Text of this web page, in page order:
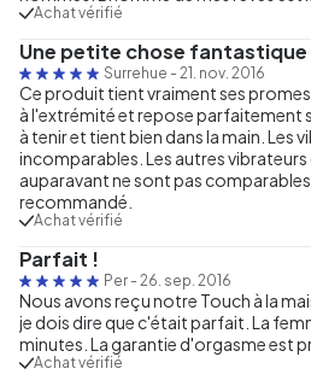
Achat vérifié
Une petite chose
Surrehue - 21. nov. 2016
Ce produit tient vraiment ses
à l'extrémité et repose parfaitement
à tenir et tient bien dans la main. Les
incomparables. Les autres
auparavant ne sont pas
recommandé.
Achat vérifié
Parfait !
Per - 26. sep. 2016
Nous avons reçu notre Touch à la
je dois dire que c'était parfait. La
minutes. La garantie d'orgasme est
Achat vérifié